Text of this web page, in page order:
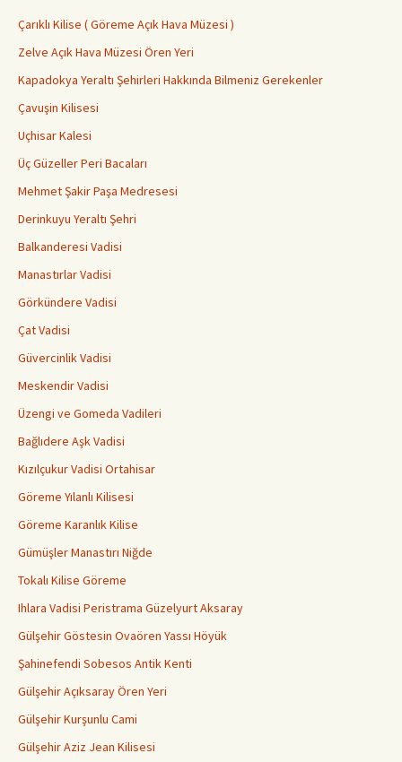
Çarıklı Kilise ( Göreme Açık Hava Müzesi )
Zelve Açık Hava Müzesi Ören Yeri
Kapadokya Yeraltı Şehirleri Hakkında Bilmeniz Gerekenler
Çavuşin Kilisesi
Uçhisar Kalesi
Üç Güzeller Peri Bacaları
Mehmet Şakir Paşa Medresesi
Derinkuyu Yeraltı Şehri
Balkanderesi Vadisi
Manastırlar Vadisi
Görkündere Vadisi
Çat Vadisi
Güvercinlik Vadisi
Meskendir Vadisi
Üzengi ve Gomeda Vadileri
Bağlıdere Aşk Vadisi
Kızılçukur Vadisi Ortahisar
Göreme Yılanlı Kilisesi
Göreme Karanlık Kilise
Gümüşler Manastırı Niğde
Tokalı Kilise Göreme
Ihlara Vadisi Peristrama Güzelyurt Aksaray
Gülşehir Göstesin Ovaören Yassı Höyük
Şahinefendi Sobesos Antik Kenti
Gülşehir Açıksaray Ören Yeri
Gülşehir Kurşunlu Cami
Gülşehir Aziz Jean Kilisesi